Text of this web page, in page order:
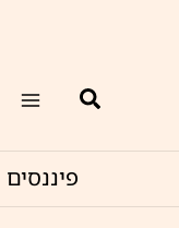
חיפוש
פיננסים